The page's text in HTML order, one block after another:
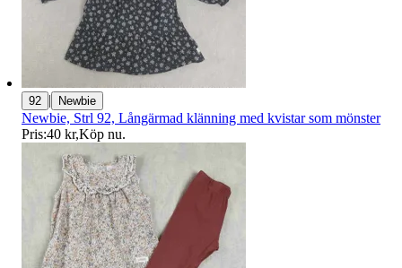
92 | Newbie
Newbie, Strl 92, Långärmad klänning med kvistar som mönster
Pris:40 kr,Köp nu.